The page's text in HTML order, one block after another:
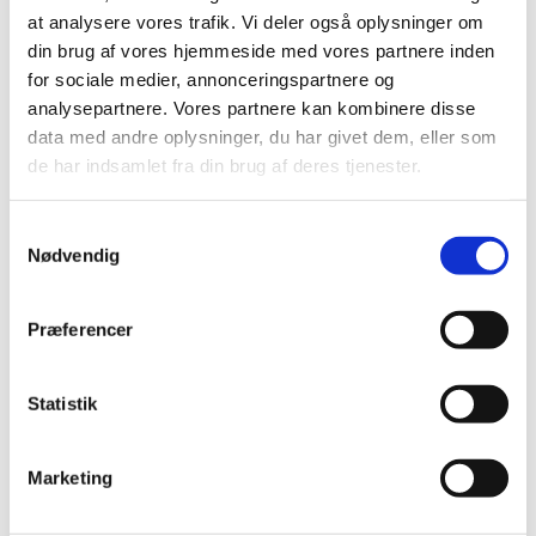
at analysere vores trafik. Vi deler også oplysninger om
din brug af vores hjemmeside med vores partnere inden
for sociale medier, annonceringspartnere og
analysepartnere. Vores partnere kan kombinere disse
data med andre oplysninger, du har givet dem, eller som
de har indsamlet fra din brug af deres tjenester.
Nødvendig
Præferencer
Statistik
Marketing
På lager
udviklet specifikt til saltvandsakvarier med fisk samt
mindre sarte koraller og hvirvelløse dyr. Dette salt er ideelt
hvor du ønsker et stabilt, naturligt havmiljø med korrekt
mineralbalance og saltholdighed.
Saltet kan anvendes umiddelbart efter opløsning og giver